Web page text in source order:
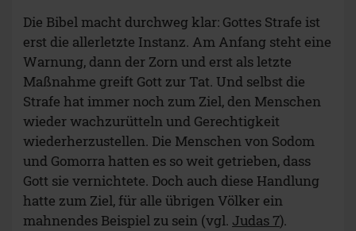
Die Bibel macht durchweg klar: Gottes Strafe ist
erst die allerletzte Instanz. Am Anfang steht eine
Warnung, dann der Zorn und erst als letzte
Maßnahme greift Gott zur Tat. Und selbst die
Strafe hat immer noch zum Ziel, den Menschen
wieder wachzurütteln und Gerechtigkeit
wiederherzustellen. Die Menschen von Sodom
und Gomorra hatten es so weit getrieben, dass
Gott sie vernichtete. Doch auch diese Handlung
hatte zum Ziel, für alle übrigen Völker ein
mahnendes Beispiel zu sein (vgl. Judas 7).